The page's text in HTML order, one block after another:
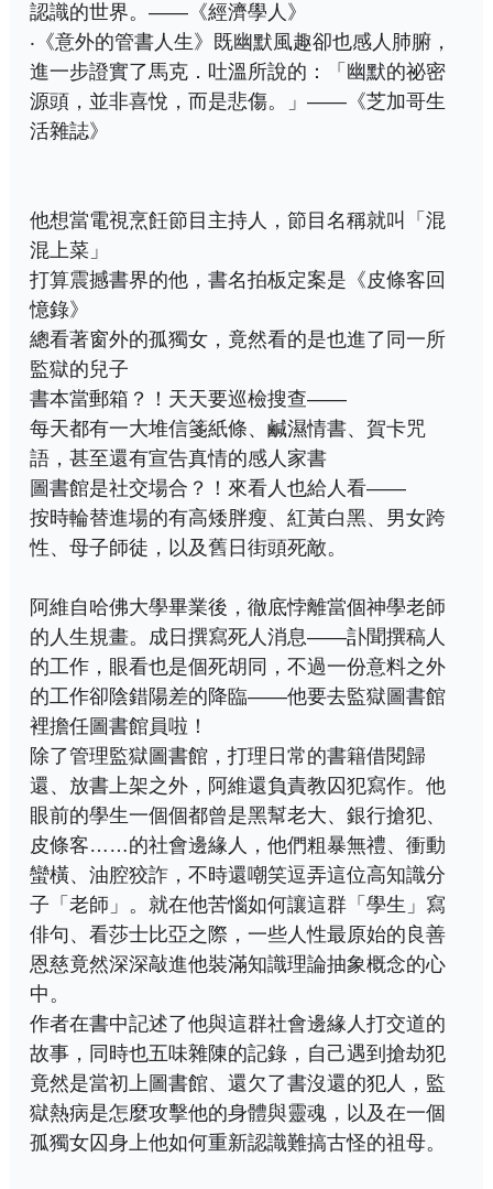
認識的世界。——《經濟學人》
‧《意外的管書人生》既幽默風趣卻也感人肺腑，
進一步證實了馬克．吐溫所說的：「幽默的祕密
源頭，並非喜悅，而是悲傷。」——《芝加哥生
活雜誌》
他想當電視烹飪節目主持人，節目名稱就叫「混
混上菜」
打算震撼書界的他，書名拍板定案是《皮條客回
憶錄》
總看著窗外的孤獨女，竟然看的是也進了同一所
監獄的兒子
書本當郵箱？！天天要巡檢搜查——
每天都有一大堆信箋紙條、鹹濕情書、賀卡咒
語，甚至還有宣告真情的感人家書
圖書館是社交場合？！來看人也給人看——
按時輪替進場的有高矮胖瘦、紅黃白黑、男女跨
性、母子師徒，以及舊日街頭死敵。
阿維自哈佛大學畢業後，徹底悖離當個神學老師
的人生規畫。成日撰寫死人消息——訃聞撰稿人
的工作，眼看也是個死胡同，不過一份意料之外
的工作卻陰錯陽差的降臨——他要去監獄圖書館
裡擔任圖書館員啦！
除了管理監獄圖書館，打理日常的書籍借閱歸
還、放書上架之外，阿維還負責教囚犯寫作。他
眼前的學生一個個都曾是黑幫老大、銀行搶犯、
皮條客……的社會邊緣人，他們粗暴無禮、衝動
蠻橫、油腔狡詐，不時還嘲笑逗弄這位高知識分
子「老師」。就在他苦惱如何讓這群「學生」寫
俳句、看莎士比亞之際，一些人性最原始的良善
恩慈竟然深深敲進他裝滿知識理論抽象概念的心
中。
作者在書中記述了他與這群社會邊緣人打交道的
故事，同時也五味雜陳的記錄，自己遇到搶劫犯
竟然是當初上圖書館、還欠了書沒還的犯人，監
獄熱病是怎麼攻擊他的身體與靈魂，以及在一個
孤獨女囚身上他如何重新認識難搞古怪的祖母。